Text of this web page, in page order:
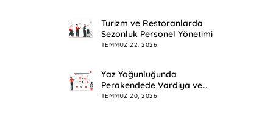
Turizm ve Restoranlarda
Sezonluk Personel Yönetimi
TEMMUZ 22, 2026
Yaz Yoğunluğunda
Perakendede Vardiya ve
Mesai Planlama
TEMMUZ 20, 2026